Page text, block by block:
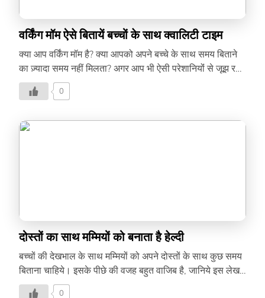
वर्किंग मॉम ऐसे बितायें बच्चों के साथ क्वालिटी टाइम
क्या आप वर्किंग मॉम है? क्या आपको अपने बच्चे के साथ समय बिताने
का ज़्यादा समय नहीं मिलता? अगर आप भी ऐसी परेशानियोंं से जूझ रही
है, तो यह लेख आपकी मदद करेगा।
0
दोस्तों का साथ मम्मियों को बनाता है हेल्दी
बच्चों की देखभाल के साथ मम्मियों को अपने दोस्तों के साथ कुछ समय
बिताना चाहिये। इसके पीछे की वजह बहुत वाजिब है, जानिये इस लेख
में-
0